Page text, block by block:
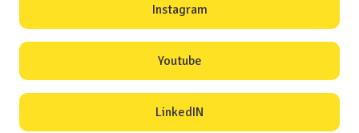
Instagram
Youtube
LinkedIN